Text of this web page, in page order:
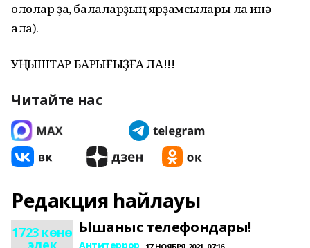
ололар ҙа, балаларҙың ярҙамсылары ла инә
ала).
УҢЫШТАР БАРЫҒЫҘҒА ЛА!!!
Читайте нас
Редакция һайлауы
1723 көнө
элек
Ышаныс телефондары!
Антитеррор